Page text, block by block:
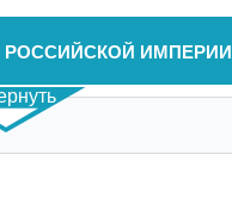
ИМПЕРИИ